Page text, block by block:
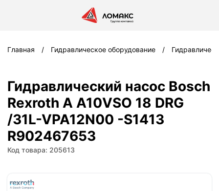
Главная Гидравлическое оборудование
Гидравлический насос Bosch
Rexroth A A10VSO 18 DRG
/31L-VPA12N00 -S1413
R902467653
Код товара: 205613